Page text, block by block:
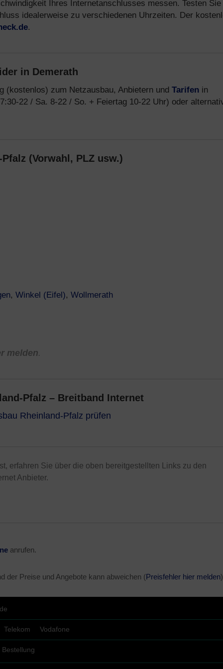
Ihres Internetanschlusses messen. Testen Sie
idealerweise zu verschiedenen Uhrzeiten. Der
.
in Demerath
(kostenlos) zum Netzausbau, Anbietern und Tarifen in
22 / Sa. 8-22 / So. + Feiertag 10-22 Uhr) oder
(Vorwahl, PLZ usw.)
, Winkel (Eifel), Wollmerath
melden.
Pfalz – Breitband Internet
Rheinland-Pfalz prüfen
erfahren Sie über die oben bereitgestellten Links zu den
Anbieter.
anrufen.
der Preise und Angebote kann abweichen (Preisfehler hier melden
Telekom Vodafone
Bestellung